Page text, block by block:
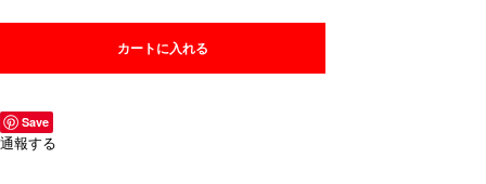
カートに入れる
Save
通報する